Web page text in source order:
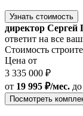
Узнать стоимость
директор Сергей
ответит на все
Стоимость
Цена от
3 335 000 ₽
от 19 995 ₽/мес.
Посмотреть